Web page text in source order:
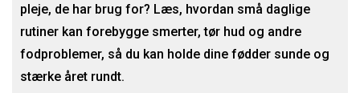
pleje, de har brug for? Læs, hvordan små daglige
rutiner kan forebygge smerter, tør hud og andre
fodproblemer, så du kan holde dine fødder sunde og
stærke året rundt.